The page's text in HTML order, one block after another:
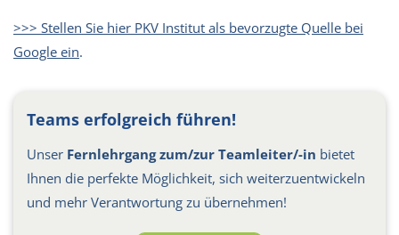
>>> Stellen Sie hier PKV Institut als bevorzugte Quelle bei
Google ein.
Teams erfolgreich führen!
Unser Fernlehrgang zum/zur Teamleiter/-in bietet
Ihnen die perfekte Möglichkeit, sich weiterzuentwickeln
und mehr Verantwortung zu übernehmen!